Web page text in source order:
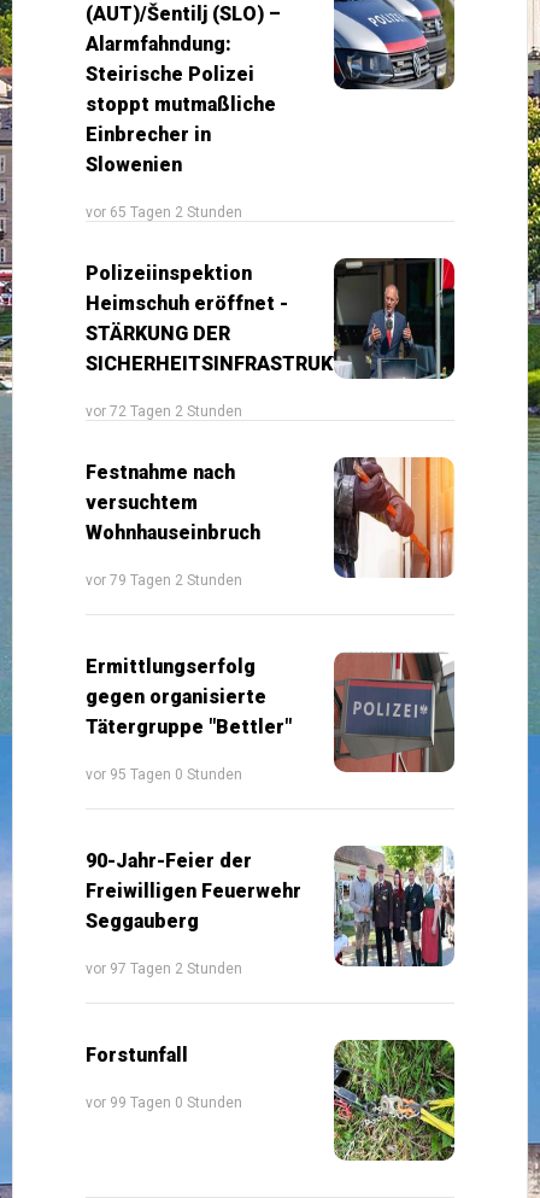
(AUT)/Šentilj (SLO) –
Alarmfahndung:
Steirische Polizei
stoppt mutmaßliche
Einbrecher in
Slowenien
vor 65 Tagen 2 Stunden
Polizeiinspektion
Heimschuh eröffnet -
STÄRKUNG DER
SICHERHEITSINFRASTRUKTUR
vor 72 Tagen 2 Stunden
Festnahme nach
versuchtem
Wohnhauseinbruch
vor 79 Tagen 2 Stunden
Ermittlungserfolg
gegen organisierte
Tätergruppe "Bettler"
vor 95 Tagen 0 Stunden
90-Jahr-Feier der
Freiwilligen Feuerwehr
Seggauberg
vor 97 Tagen 2 Stunden
Forstunfall
vor 99 Tagen 0 Stunden